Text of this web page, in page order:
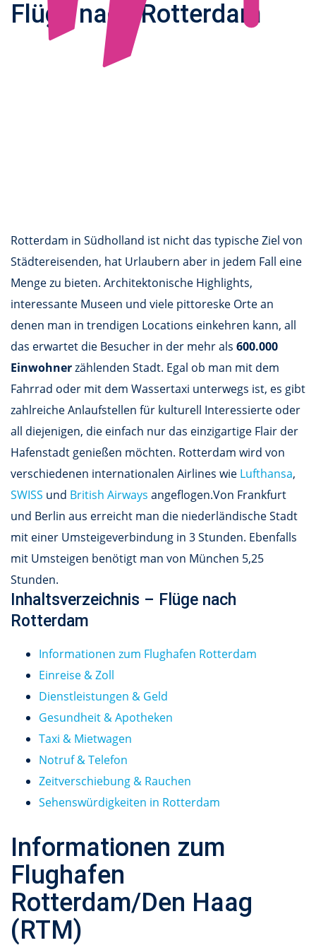
Flüge nach Rotterdam
Rotterdam in Südholland ist nicht das typische Ziel von
Städtereisenden, hat Urlaubern aber in jedem Fall eine
Menge zu bieten. Architektonische Highlights,
interessante Museen und viele pittoreske Orte an
denen man in trendigen Locations einkehren kann, all
das erwartet die Besucher in der mehr als 600.000
Einwohnerzählenden Stadt. Egal ob man mit dem
Fahrrad oder mit dem Wassertaxi unterwegs ist, es gibt
zahlreiche Anlaufstellen für kulturell Interessierte oder
all diejenigen, die einfach nur das einzigartige Flair der
Hafenstadt genießen möchten. Rotterdam wird von
verschiedenen internationalen Airlines wie Lufthansa,
SWISS und British Airways angeflogen.Von Frankfurt
und Berlin aus erreicht man die niederländische Stadt
mit einer Umsteigeverbindung in 3 Stunden. Ebenfalls
mit Umsteigen benötigt man von München 5,25
Stunden.
Inhaltsverzeichnis – Flüge nach
Rotterdam
Informationen zum Flughafen Rotterdam
Einreise & Zoll
Dienstleistungen & Geld
Gesundheit & Apotheken
Taxi & Mietwagen
Notruf & Telefon
Zeitverschiebung & Rauchen
Sehenswürdigkeiten in Rotterdam
Informationen zum
Flughafen
Rotterdam/Den Haag
(RTM)